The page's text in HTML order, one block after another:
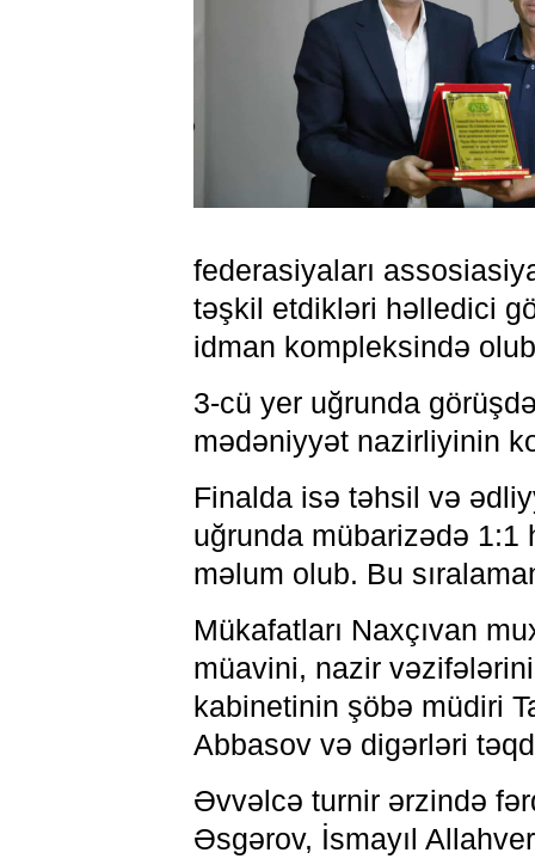
federasiyaları
təşkil etdikləri həlledici
idman kompleksində
3-cü yer uğrunda
mədəniyyət nazirliyinin
Finalda isə təhsil və
uğrunda mübarizədə 1:1
məlum olub. Bu
Mükafatları Naxçıvan
müavini, nazir
kabinetinin şöbə müdiri
Abbasov və digərləri
Əvvəlcə turnir ərzində
Əsgərov, İsmayıl